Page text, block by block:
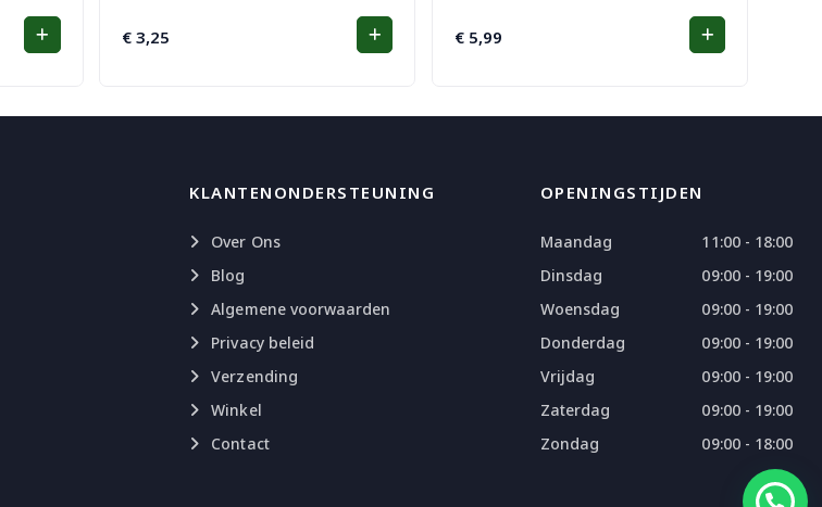
€ 3,25 € 5,99
KLANTENONDERSTEUNING
Over Ons
Blog
Algemene voorwaarden
Privacy beleid
Verzending
Winkel
Contact
OPENINGSTIJDEN
Maandag
11:00 - 18:00
Dinsdag
09:00 - 19:00
Woensdag
09:00 - 19:00
Donderdag
09:00 - 19:00
Vrijdag
09:00 - 19:00
Zaterdag
09:00 - 19:00
Zondag
09:00 - 18:00